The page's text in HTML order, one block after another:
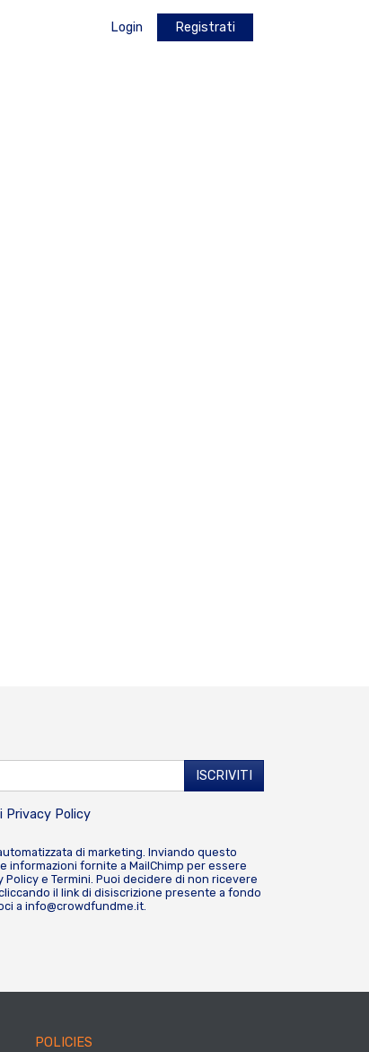
Login Registrati
Privacy Policy
di marketing. Inviando questo
fornite a MailChimp per essere
Policye Termini. Puoi decidere di non ricevere
il link di disiscrizione presente a fondo
a info@crowdfundme.it.
POLICIES